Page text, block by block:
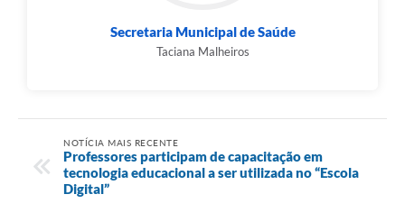
Secretaria Municipal de Saúde
Taciana Malheiros
NOTÍCIA MAIS RECENTE
Professores participam de capacitação em
tecnologia educacional a ser utilizada no “Escola
Digital”